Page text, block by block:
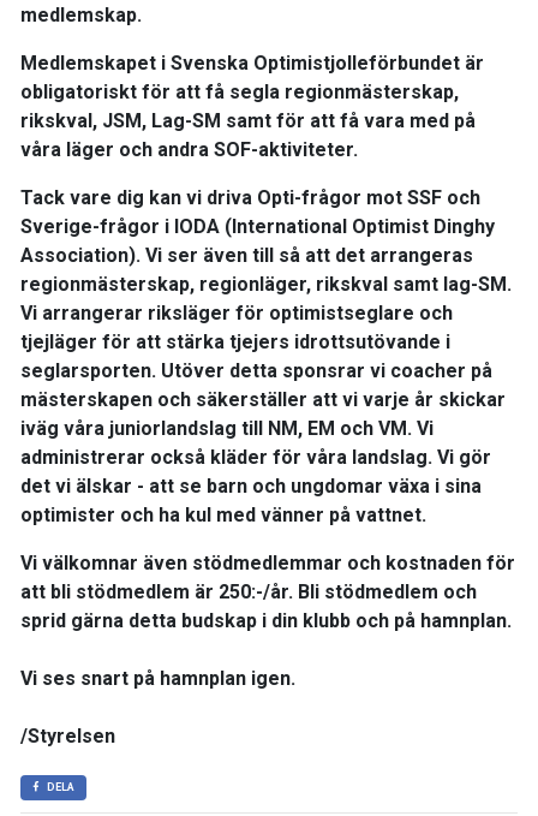
medlemskap.
Medlemskapet i Svenska Optimistjolleförbundet är
obligatoriskt för att få segla regionmästerskap,
rikskval, JSM, Lag-SM samt för att få vara med på
våra läger och andra SOF-aktiviteter.
Tack vare dig kan vi driva Opti-frågor mot SSF och
Sverige-frågor i IODA (International Optimist Dinghy
Association). Vi ser även till så att det arrangeras
regionmästerskap, regionläger, rikskval samt lag-SM.
Vi arrangerar riksläger för optimistseglare och
tjejläger för att stärka tjejers idrottsutövande i
seglarsporten. Utöver detta sponsrar vi coacher på
mästerskapen och säkerställer att vi varje år skickar
iväg våra juniorlandslag till NM, EM och VM. Vi
administrerar också kläder för våra landslag. Vi gör
det vi älskar - att se barn och ungdomar växa i sina
optimister och ha kul med vänner på vattnet.
Vi välkomnar även stödmedlemmar och kostnaden för
att bli stödmedlem är 250:-/år. Bli stödmedlem och
sprid gärna detta budskap i din klubb och på hamnplan.
Vi ses snart på hamnplan igen.
/Styrelsen
DELA